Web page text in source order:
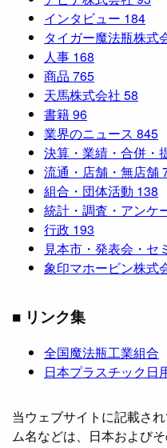
インタビュー 184
タイガー魔法瓶株式
人事 168
商品 765
天馬株式会社 58
書籍96
業界のニュース 845
決算・業績・合併・
流通・店舗・無店舗
組合・団体活動 138
統計・調査・アンケ
行政 193
見本市・発表会・セ
象印マホービン株式
■ リンク集
全国魔法瓶工業組合
日本プラスチック日
当ウェブサイトに記載さ
ム名などは、日本および